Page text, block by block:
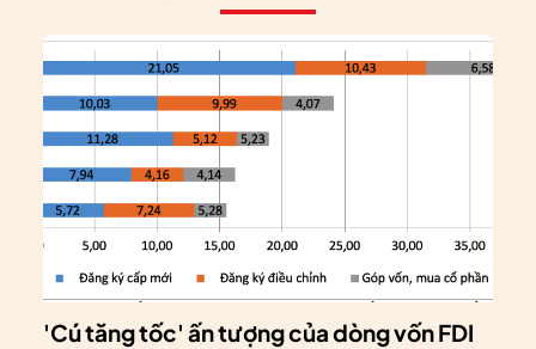
'Cú tăng tốc' ấn tượng của dòng vốn FDI